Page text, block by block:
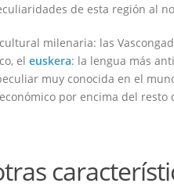
de esta región al
milenaria: las
el euskera: la lengua más
muy conocida en el
por encima del resto